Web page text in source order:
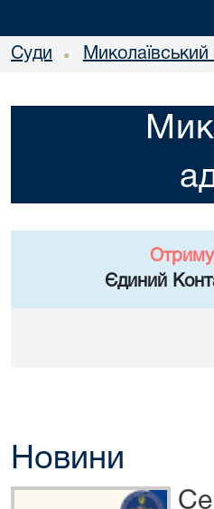
Суди •
Єдиний
Новини